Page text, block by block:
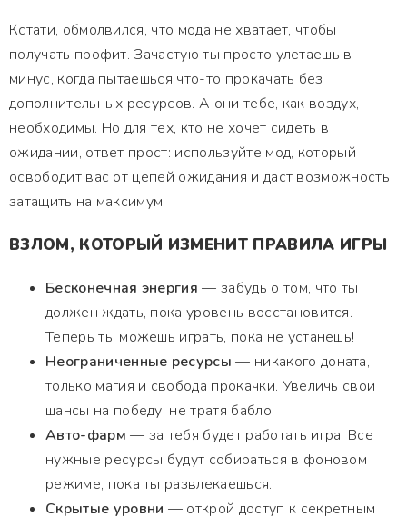
Кстати, обмолвился, что мода не хватает, чтобы
получать профит. Зачастую ты просто улетаешь в
минус, когда пытаешься что-то прокачать без
дополнительных ресурсов. А они тебе, как воздух,
необходимы. Но для тех, кто не хочет сидеть в
ожидании, ответ прост: используйте мод, который
освободит вас от цепей ожидания и даст возможность
затащить на максимум.
ВЗЛОМ, КОТОРЫЙ ИЗМЕНИТ ПРАВИЛА ИГРЫ
Бесконечная энергия — забудь о том, что ты
должен ждать, пока уровень восстановится.
Теперь ты можешь играть, пока не устанешь!
Неограниченные ресурсы — никакого доната,
только магия и свобода прокачки. Увеличь свои
шансы на победу, не тратя бабло.
Авто-фарм — за тебя будет работать игра! Все
нужные ресурсы будут собираться в фоновом
режиме, пока ты развлекаешься.
Скрытые уровни — открой доступ к секретным